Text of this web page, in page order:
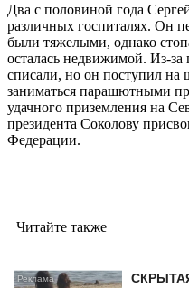
Два с половиной года
различных госпиталях. Он
были тяжелыми, однако
осталась недвижимой. Из-
списали, но он поступил на
заниматься парашютными
удачного приземления на
президента Соколову
Федерации.
Читайте также